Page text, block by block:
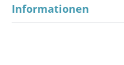
Informationen